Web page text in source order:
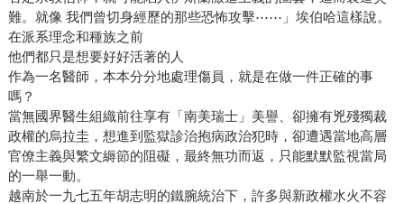
難。就像 我們曾切身經歷的那些恐怖攻擊⋯⋯」埃伯哈這樣說。
在派系理念和種族之前
他們都只是想要好好活著的人
作為一名醫師，本本分分地處理傷員，就是在做一件正確的事
嗎？
當無國界醫生組織前往享有「南美瑞士」美譽、卻擁有兇殘獨裁
政權的烏拉圭，想進到監獄診治抱病政治犯時，卻遭遇當地高層
官僚主義與繁文縟節的阻礙，最終無功而返，只能默默監視當局
的一舉一動。
越南於一九七五年胡志明的鐵腕統治下，許多與新政權水火不容